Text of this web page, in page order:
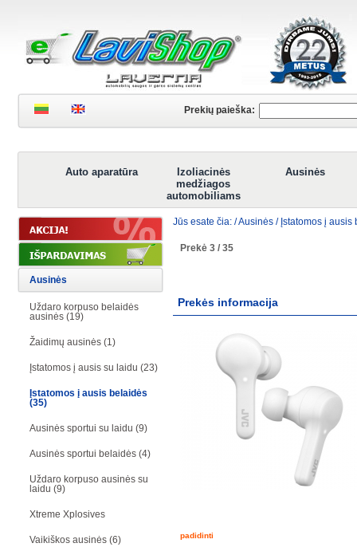
Prekių paieška:
Auto aparatūra
Izoliacinės
medžiagos
automobiliams
Ausinės
Ausinės
Uždaro korpuso belaidės
ausinės (19)
Žaidimų ausinės (1)
Įstatomos į ausis su laidu (23)
Įstatomos į ausis belaidės
(35)
Ausinės sportui su laidu (9)
Ausinės sportui belaidės (4)
Uždaro korpuso ausinės su
laidu (9)
Xtreme Xplosives
Vaikiškos ausinės (6)
Jūs esate čia: /Ausinės / Įstatomos į ausis
Prekė 3 / 35
Prekės informacija
padidinti